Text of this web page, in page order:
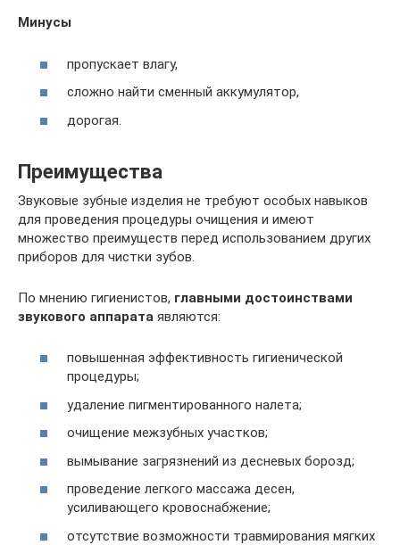
Минусы
пропускает влагу,
сложно найти сменный аккумулятор,
дорогая.
Преимущества
Звуковые зубные изделия не требуют особых навыков
для проведения процедуры очищения и имеют
множество преимуществ перед использованием других
приборов для чистки зубов.
По мнению гигиенистов, главными достоинствами
звукового аппарата являются:
повышенная эффективность гигиенической
процедуры;
удаление пигментированного налета;
очищение межзубных участков;
вымывание загрязнений из десневых борозд;
проведение легкого массажа десен,
усиливающего кровоснабжение;
отсутствие возможности травмирования мягких